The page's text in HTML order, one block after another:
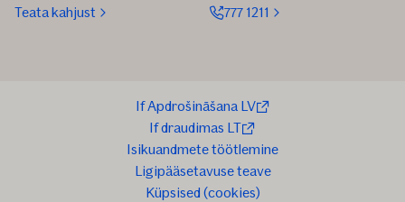
Teata kahjust
777 1211
If Apdrošināšana LV
If draudimas LT
Isikuandmete töötlemine
Ligipääsetavuse teave
Küpsised (cookies)